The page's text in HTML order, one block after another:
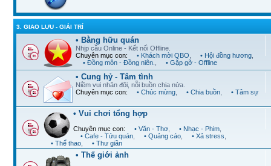
3. GIAO LƯU - GIẢI TRÍ
• Bằng hữu quán
Nhịp cầu Online - Kết nối Offline.
Chuyên mục con:
• Khách mời QBO • Hội đồng hương
• Đồng môn - Đồng niên.
• Gặp gỡ - Offline
• Cung hỷ - Tâm tình
Niềm vui nhân đôi, nỗi buồn chia nửa.
Chuyên mục con:
• Chúc mừng • Chia buồn • Tâm sự
• Vui chơi tổng hợp
Chuyên mục con: • Văn - Thơ • Nhạc - Phim
• Cafe - Tửu quán
• Quảng cáo • Xả stress
• Thể thao
• Thư giãn
• Thế giới ảnh